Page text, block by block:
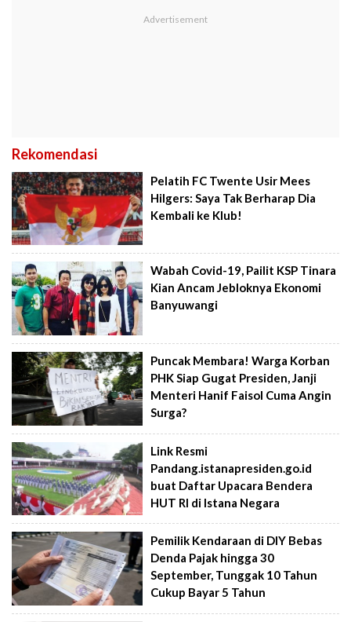
Rekomendasi
Pelatih FC Twente Usir Mees
Hilgers: Saya Tak Berharap Dia
Kembali ke Klub!
Wabah Covid-19, Pailit KSP Tinara
Kian Ancam Jebloknya Ekonomi
Banyuwangi
Puncak Membara! Warga Korban
PHK Siap Gugat Presiden, Janji
Menteri Hanif Faisol Cuma Angin
Surga?
Link Resmi
Pandang.istanapresiden.go.id
buat Daftar Upacara Bendera
HUT RI di Istana Negara
Pemilik Kendaraan di DIY Bebas
Denda Pajak hingga 30
September, Tunggak 10 Tahun
Cukup Bayar 5 Tahun